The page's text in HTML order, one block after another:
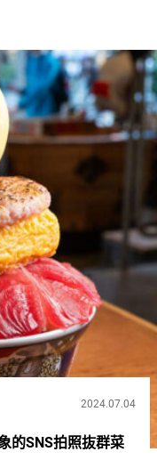
從世代相傳守護傳統
2024.07.04
的SNS拍照抜群菜